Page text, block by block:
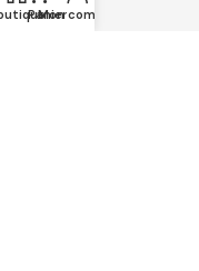
Certificats
Panier
Mon compte